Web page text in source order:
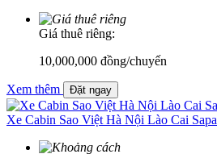
Giá thuê riêng:
10,000,000 đồng/chuyến
Xem thêm Đặt ngay
Xe Cabin Sao Việt Hà Nội Lào Cai Sapa